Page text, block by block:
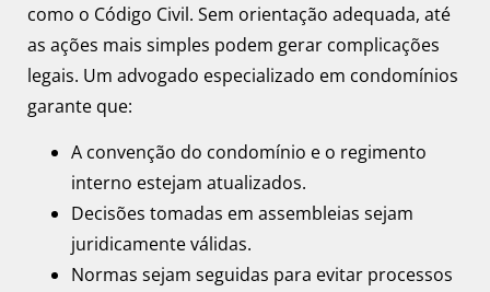
como o Código Civil. Sem orientação adequada, até
as ações mais simples podem gerar complicações
legais. Um advogado especializado em condomínios
garante que:
A convenção do condomínio e o regimento
interno estejam atualizados.
Decisões tomadas em assembleias sejam
juridicamente válidas.
Normas sejam seguidas para evitar processos